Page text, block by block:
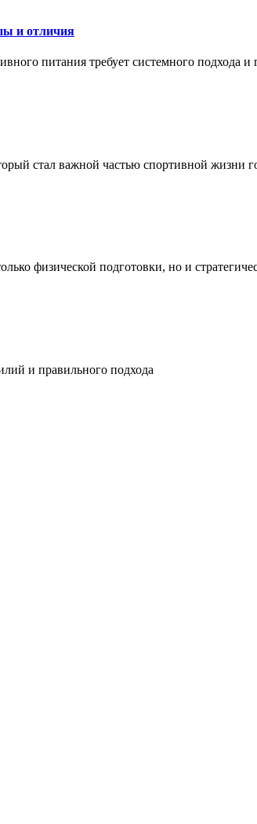
и отличия
питания требует системного подхода
стал важной частью спортивной жизни
физической подготовки, но и
и правильного подхода